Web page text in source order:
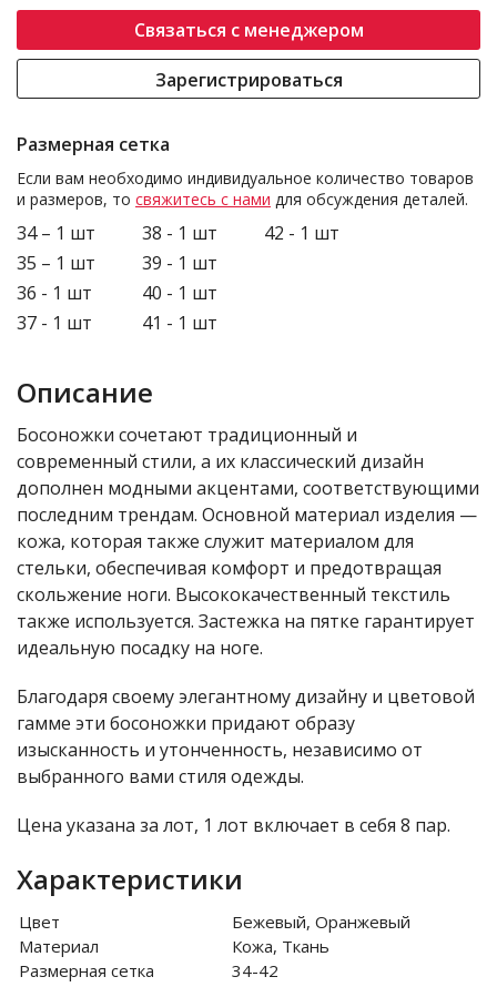
Связаться с менеджером
Зарегистрироваться
Размерная сетка
Если вам необходимо индивидуальное количество товаров
и размеров, то свяжитесь с нами для обсуждения деталей.
34 – 1 шт
35 – 1 шт
36 - 1 шт
37 - 1 шт
38 - 1 шт
39 - 1 шт
40 - 1 шт
41 - 1 шт
42 - 1 шт
Описание
Босоножки сочетают традиционный и
современный стили, а их классический дизайн
дополнен модными акцентами, соответствующими
последним трендам. Основной материал изделия —
кожа, которая также служит материалом для
стельки, обеспечивая комфорт и предотвращая
скольжение ноги. Высококачественный текстиль
также используется. Застежка на пятке гарантирует
идеальную посадку на ноге.
Благодаря своему элегантному дизайну и цветовой
гамме эти босоножки придают образу
изысканность и утонченность, независимо от
выбранного вами стиля одежды.
Цена указана за лот, 1 лот включает в себя 8 пар.
Характеристики
Цвет
Бежевый, Оранжевый
Материал
Кожа, Ткань
Размерная сетка
34-42